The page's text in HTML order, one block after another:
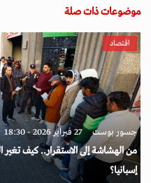
موضوعات ذات صلة
اقتصاد
جسور بوست 27 فبراير 2026 - 18:30
من الهشاشة إلى الاستقرار.. كيف تغير
إسبانيا؟